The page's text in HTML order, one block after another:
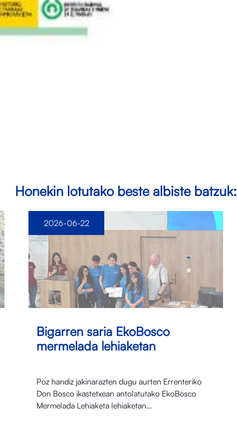
Honekin lotutako beste albiste batzuk:
Bigarren saria EkoBosco
mermelada lehiaketan
Poz handiz jakinarazten dugu aurten Errenteriko
Don Bosco ikastetxean antolatutako EkoBosco
Mermelada Lehiaketa lehiaketan…
2026-06-22